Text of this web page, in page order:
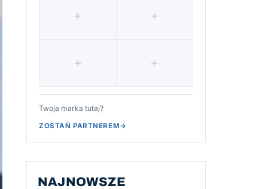
Twoja marka tutaj?
ZOSTAŃ PARTNEREM→
NAJNOWSZE